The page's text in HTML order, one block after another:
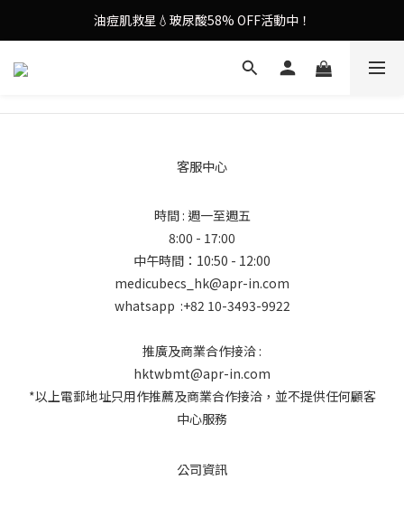
9in1多功能美容儀🌸護膚效果UP！
油痘肌救星💧玻尿酸58% OFF活動中！
果凍噴霧！一噴即現美白光透肌✨
客服中心
時間 : 週一至週五
8:00 - 17:00
中午時間：10:50 - 12:00
medicubecs_hk@apr-in.com
whatsapp :+82 10-3493-9922
推廣及商業合作接洽 :
hktwbmt@apr-in.com
*以上電郵地址只用作推薦及商業合作接洽，並不提供任何顧客
中心服務
公司資訊